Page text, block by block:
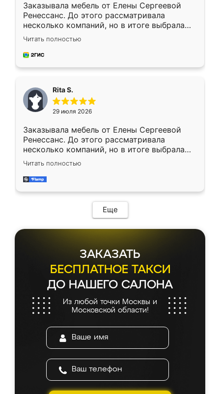
Заказывала мебель от Елены Сергеевой
Ренессанс. До этого рассматривала
несколько компаний, но в итоге выбрала
эту. Сначала обговорили условия, потом
приехал замерщик, всё спокойно объяснил
и снял размеры. Изготовили в срок, с
каких-либо доработок. Качеством осталась
довольна, все выглядит так, как и ожидала.
Читать полностью
Rita S.
29 июля 2026
Заказывала мебель от Елены Сергеевой
Ренессанс. До этого рассматривала
несколько компаний, но в итоге выбрала
эту. Сначала обговорили условия, потом
приехал замерщик, всё спокойно объяснил
и снял размеры. Изготовили в срок, с
мебель сразу встала на свое место без
каких-либо доработок. Качеством осталась
довольна, все выглядит так, как и ожидала.
Читать полностью
Еще
ЗАКАЗАТЬ
БЕСПЛАТНОЕ ТАКСИ
ДО НАШЕГО САЛОНА
Из любой точки Москвы и
Московской области!